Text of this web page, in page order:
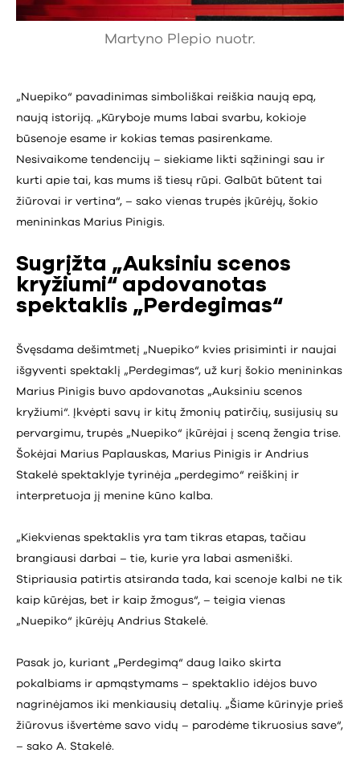
Martyno Plepio nuotr.
„Nuepiko“ pavadinimas simboliškai reiškia naują epą,
naują istoriją. „Kūryboje mums labai svarbu, kokioje
būsenoje esame ir kokias temas pasirenkame.
Nesivaikome tendencijų – siekiame likti sąžiningi sau ir
kurti apie tai, kas mums iš tiesų rūpi. Galbūt būtent tai
žiūrovai ir vertina“, – sako vienas trupės įkūrėjų, šokio
menininkas Marius Pinigis.
Sugrįžta „Auksiniu scenos
kryžiumi“ apdovanotas
spektaklis „Perdegimas“
Švęsdama dešimtmetį „Nuepiko“ kvies prisiminti ir naujai
išgyventi spektaklį „Perdegimas“, už kurį šokio menininkas
Marius Pinigis buvo apdovanotas „Auksiniu scenos
kryžiumi“. Įkvėpti savų ir kitų žmonių patirčių, susijusių su
pervargimu, trupės „Nuepiko“ įkūrėjai į sceną žengia trise.
Šokėjai Marius Paplauskas, Marius Pinigis ir Andrius
Stakelė spektaklyje tyrinėja „perdegimo“ reiškinį ir
interpretuoja jį menine kūno kalba.
„Kiekvienas spektaklis yra tam tikras etapas, tačiau
brangiausi darbai – tie, kurie yra labai asmeniški.
Stipriausia patirtis atsiranda tada, kai scenoje kalbi ne tik
kaip kūrėjas, bet ir kaip žmogus“, – teigia vienas
„Nuepiko“ įkūrėjų Andrius Stakelė.
Pasak jo, kuriant „Perdegimą“ daug laiko skirta
pokalbiams ir apmąstymams – spektaklio idėjos buvo
nagrinėjamos iki menkiausių detalių. „Šiame kūrinyje prieš
žiūrovus išvertėme savo vidų – parodėme tikruosius save“,
– sako A. Stakelė.